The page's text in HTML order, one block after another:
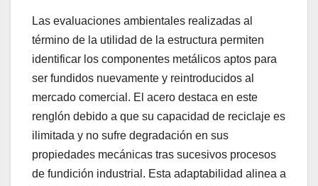
Las evaluaciones ambientales realizadas al
término de la utilidad de la estructura permiten
identificar los componentes metálicos aptos para
ser fundidos nuevamente y reintroducidos al
mercado comercial. El acero destaca en este
renglón debido a que su capacidad de reciclaje es
ilimitada y no sufre degradación en sus
propiedades mecánicas tras sucesivos procesos
de fundición industrial. Esta adaptabilidad alinea a